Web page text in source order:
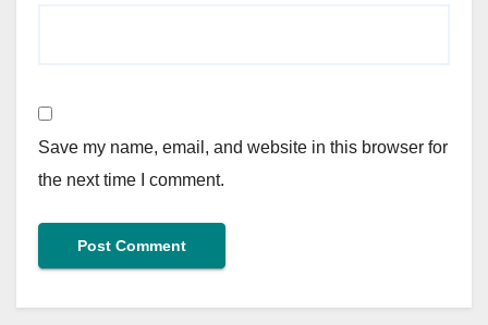
Save my name, email, and website in this browser for
the next time I comment.